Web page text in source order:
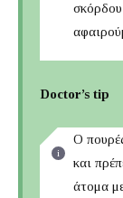
Doctor’s tip
Ο
και
άτομα